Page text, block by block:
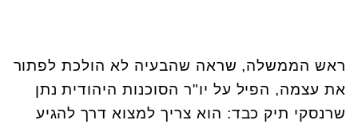
ראש הממשלה, שראה שהבעיה לא הולכת לפתור
את עצמה, הפיל על יו"ר הסוכנות היהודית נתן
שרנסקי תיק כבד: הוא צריך למצוא דרך להגיע